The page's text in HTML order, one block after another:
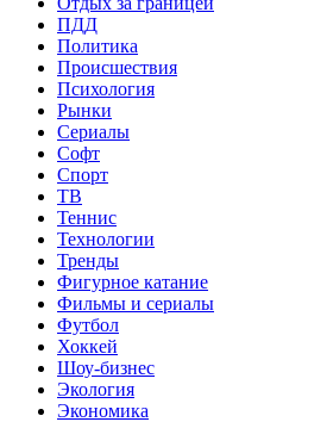
ПДД
Политика
Происшествия
Психология
Рынки
Сериалы
Софт
Спорт
ТВ
Теннис
Технологии
Тренды
Фигурное катание
Фильмы и сериалы
Футбол
Хоккей
Шоу-бизнес
Экология
Экономика